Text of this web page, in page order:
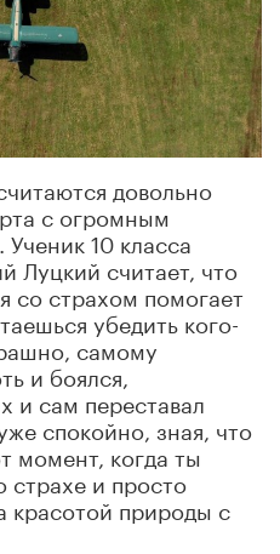
довольно
с огромным
10 класса
считает, что
со страхом помогает
убедить кого-
самому
и боялся,
и сам переставал
спокойно, зная, что
момент, когда ты
и просто
красотой природы с